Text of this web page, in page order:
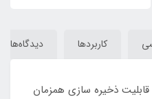
کاربردها دیدگاه‌ها
ذخیره سازی همزمان